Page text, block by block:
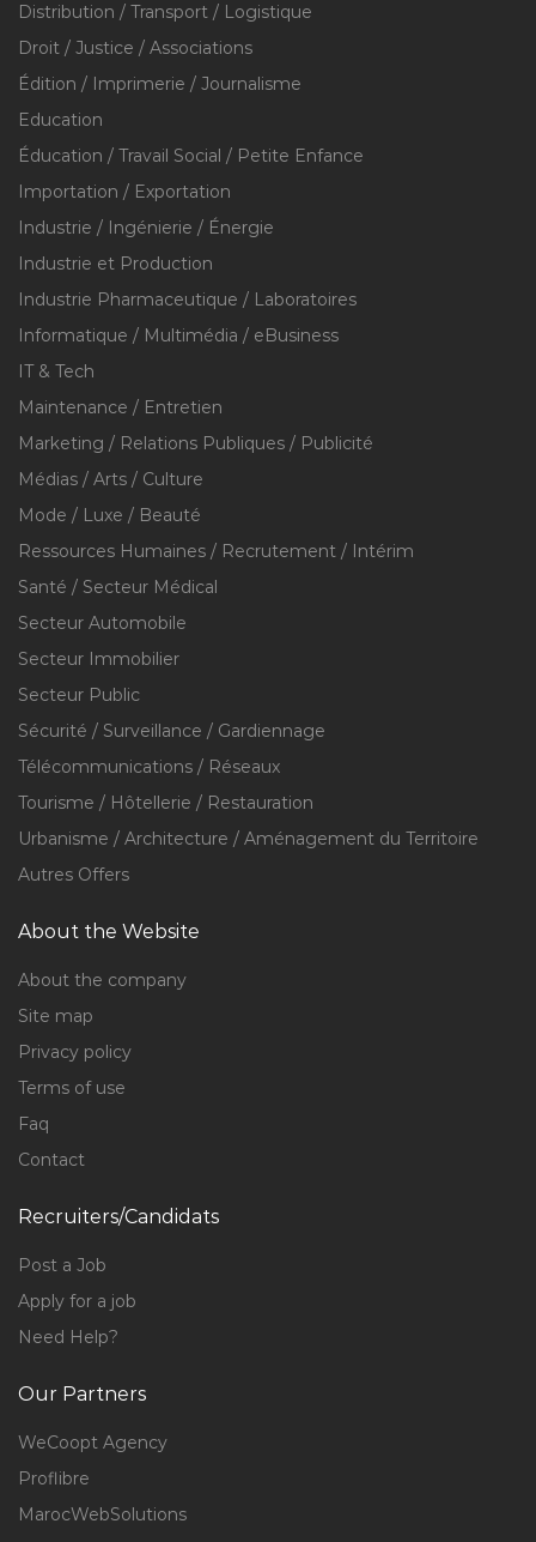
Distribution / Transport / Logistique
Droit / Justice / Associations
Édition / Imprimerie / Journalisme
Education
Éducation / Travail Social / Petite Enfance
Importation / Exportation
Industrie / Ingénierie / Énergie
Industrie et Production
Industrie Pharmaceutique / Laboratoires
Informatique / Multimédia / eBusiness
IT & Tech
Maintenance / Entretien
Marketing / Relations Publiques / Publicité
Médias / Arts / Culture
Mode / Luxe / Beauté
Ressources Humaines / Recrutement / Intérim
Santé / Secteur Médical
Secteur Automobile
Secteur Immobilier
Secteur Public
Sécurité / Surveillance / Gardiennage
Télécommunications / Réseaux
Tourisme / Hôtellerie / Restauration
Urbanisme / Architecture / Aménagement du Territoire
Autres Offers
About the Website
About the company
Site map
Privacy policy
Terms of use
Faq
Contact
Recruiters/Candidats
Post a Job
Apply for a job
Need Help?
Our Partners
WeCoopt Agency
Proflibre
MarocWebSolutions